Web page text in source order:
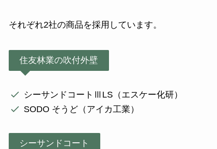
それぞれ2社の商品を採用しています。
住友林業の吹付外壁
シーサンドコートⅢLS（エスケー化研）
SODO そうど（アイカ工業）
シーサンドコート